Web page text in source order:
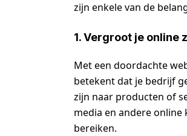
zijn enkele van de
1. Vergroot je online
Met een doordachte
betekent dat je bedrijf
zijn naar producten of
media en andere
bereiken.